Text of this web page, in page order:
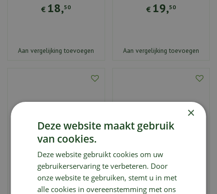
€ 18,50
Aan vergelijking toevoegen
€ 19,50
Aan vergelijking toevoegen
KOM SMALL D16 H6,8
BROWN
KOM SMALL D16 H6,8
GROEN
×
Deze website maakt gebruik
van cookies.
Deze website gebruikt cookies om uw
gebruikerservaring te verbeteren. Door
onze website te gebruiken, stemt u in met
alle cookies in overeenstemming met ons